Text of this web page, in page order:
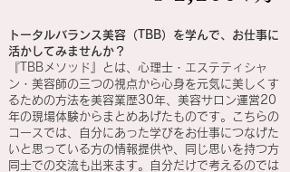
トータルバランス美容（TBB）を学んで、お仕事に
活かしてみませんか？
『TBBメソッド』とは、心理士・エステティシャ
ン・美容師の三つの視点から心身を元気に美しくす
るための方法を美容業歴30年、美容サロン運営20
年の現場体験からまとめあげたものです。こちらの
コースでは、自分にあった学びをお仕事につなげた
いと思っている方の情報提供や、同じ思いを持つ方
同士での交流も出来ます。自分だけで考えるのでは